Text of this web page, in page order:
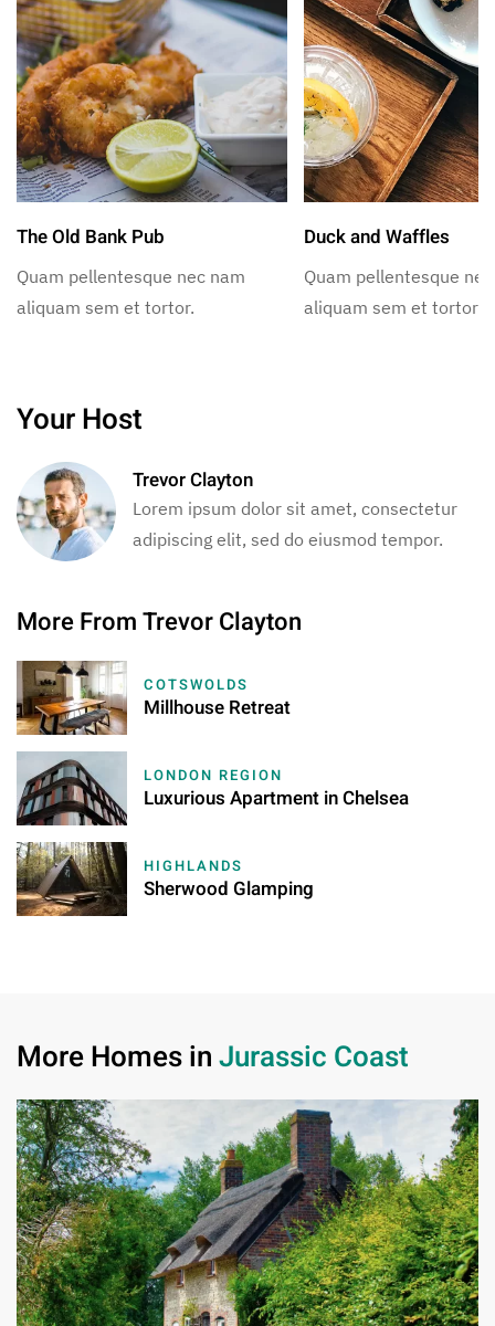
The Old Bank Pub
Quam pellentesque nec nam
aliquam sem et tortor.
Duck and Waffles
Quam pellentesque
aliquam sem et tortor.
Your Host
Trevor Clayton
Lorem ipsum dolor sit amet, consectetur
adipiscing elit, sed do eiusmod tempor.
More From Trevor Clayton
COTSWOLDS
Millhouse Retreat
LONDON REGION
Luxurious Apartment in Chelsea
HIGHLANDS
Sherwood Glamping
More Homes inJurassic Coast